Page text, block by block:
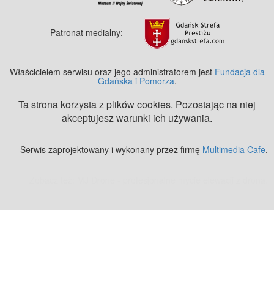
Patronat medialny:
Właścicielem serwisu oraz jego administratorem jest Fundacja dla
Gdańska i Pomorza.
Ta strona korzysta z plików cookies. Pozostając na niej
akceptujesz warunki ich używania.
Serwis zaprojektowany i wykonany przez firmę Multimedia Cafe.